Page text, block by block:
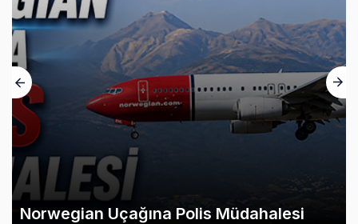
Norwegian Uçağına Polis Müdahalesi